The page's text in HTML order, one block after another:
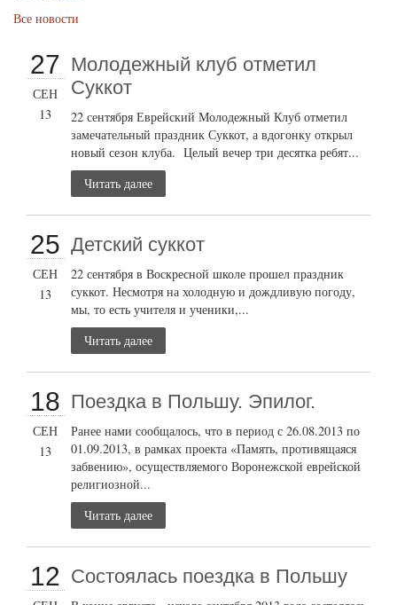
Все новости
27
СЕН
13
Молодежный клуб отметил
Суккот
22 сентября Еврейский Молодежный Клуб отметил
замечательный праздник Суккот, а вдогонку открыл
новый сезон клуба. Целый вечер три десятка ребят...
Читать далее
25
СЕН
13
Детский суккот
22 сентября в Воскресной школе прошел праздник
суккот. Несмотря на холодную и дождливую погоду,
мы, то есть учителя и ученики,...
Читать далее
18
СЕН
13
Поездка в Польшу. Эпилог.
Ранее нами сообщалось, что в период с 26.08.2013 по
01.09.2013, в рамках проекта «Память, противящаяся
забвению», осуществляемого Воронежской еврейской
религиозной...
Читать далее
12 Состоялась поездка в Польшу